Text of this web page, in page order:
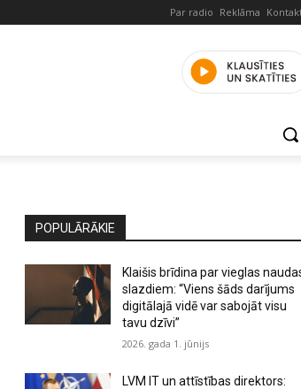
Par radio Reklāma
POPULĀRĀKIE
Klaišis brīdina par vieglas
slazdiem: “Viens šāds darījums
digitālajā vidē var sabojāt visu
tavu dzīvi”
2026. gada 1. jūnijs
LVM IT un attīstības direktors: